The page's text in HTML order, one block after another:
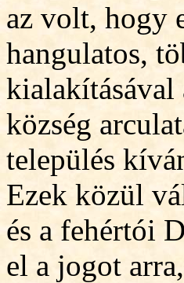
az volt, hogy
hangulatos,
kialakításával
község
település
Ezek közül
és a fehértói
el a jogot